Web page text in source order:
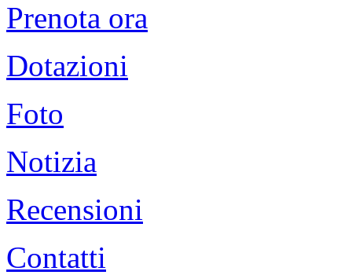
Prenota ora
Dotazioni
Foto
Notizia
Recensioni
Contatti